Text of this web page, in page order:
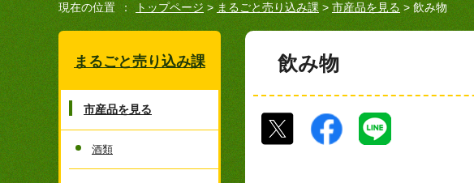
現在の位置 トップページ > まるごと売り込み課 > 市産品を見る > 飲み物
飲み物
まるごと売り込み課
市産品を見る
酒類